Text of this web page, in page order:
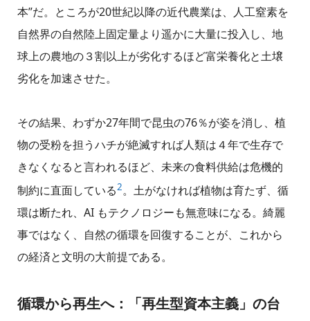
本”だ。ところが20世紀以降の近代農業は、人工窒素を
自然界の自然陸上固定量より遥かに大量に投入し、地
球上の農地の３割以上が劣化するほど富栄養化と土壌
劣化を加速させた。
その結果、わずか27年間で昆虫の76％が姿を消し、植
物の受粉を担うハチが絶滅すれば人類は４年で生存で
きなくなると言われるほど、未来の食料供給は危機的
制約に直面している2。土がなければ植物は育たず、循
環は断たれ、AI もテクノロジーも無意味になる。綺麗
事ではなく、自然の循環を回復することが、これから
の経済と文明の大前提である。
循環から再生へ：「再生型資本主義」の台